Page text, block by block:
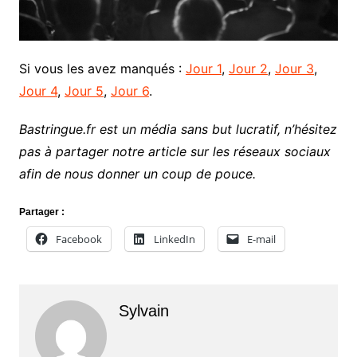
Si vous les avez manqués : Jour 1, Jour 2, Jour 3,
Jour 4, Jour 5, Jour 6.
Bastringue.fr est un média sans but lucratif, n’hésitez
pas à partager notre article sur les réseaux sociaux
afin de nous donner un coup de pouce.
Partager :
Facebook LinkedIn E-mail
Sylvain